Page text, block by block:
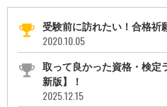
受験前に訪れたい！合格祈
2020.10.05
取って良かった資格・検定
新版】！
2025.12.15